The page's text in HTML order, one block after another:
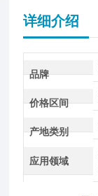
详细介绍
品牌
价格区间
产地类别
应用领域